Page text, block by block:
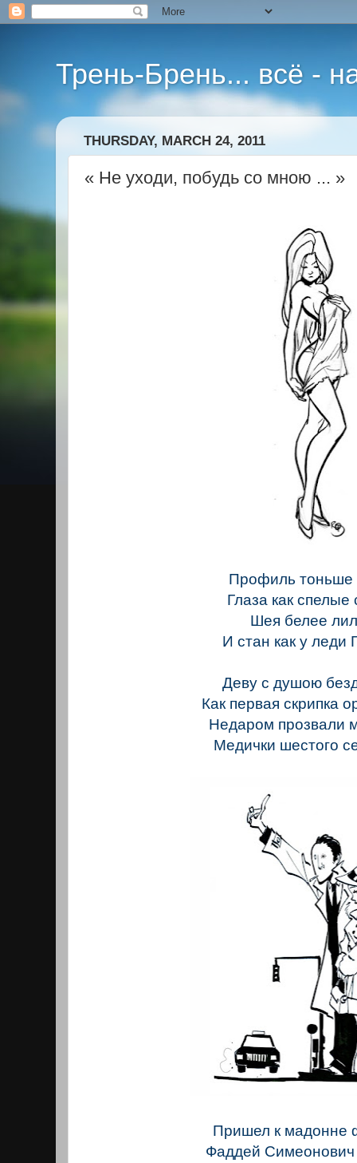
Трень-Брень... всё -
THURSDAY, MARCH 24, 2011
« Не уходи, побудь со мною ... »
Профиль тоньше
Глаза как спелые
Шея белее
И стан как у леди
Деву с душою
Как первая скрипка
Недаром прозвали
Медички шестого
Пришел к мадонне
Фаддей Симеонович